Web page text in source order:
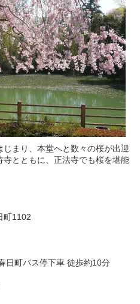
まり、本堂へと数々の桜が出迎
とともに、正法寺でも桜を堪能
町1102
日町バス停下車 徒歩約10分